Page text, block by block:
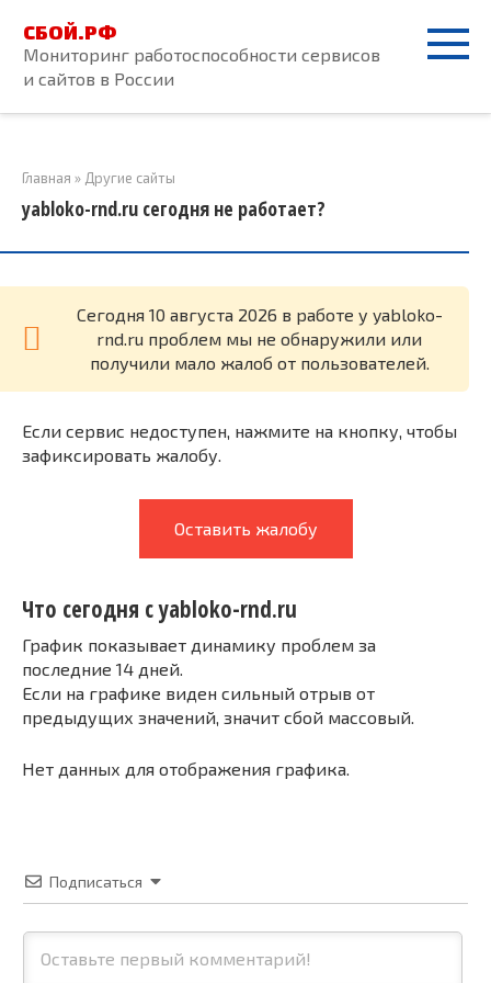
контенту
СБОЙ.РФ
Мониторинг работоспособности сервисов
и сайтов в России
Главная » Другие сайты
yabloko-rnd.ru сегодня не работает?
Cегодня 10 августа 2026 в работе у yabloko-
rnd.ru проблем мы не обнаружили или
получили мало жалоб от пользователей.
Если сервис недоступен, нажмите на кнопку, чтобы
зафиксировать жалобу.
Оставить жалобу
Что сегодня с yabloko-rnd.ru
График показывает динамику проблем за
последние 14 дней.
Если на графике виден сильный отрыв от
предыдущих значений, значит сбой массовый.
Нет данных для отображения графика.
Подписаться